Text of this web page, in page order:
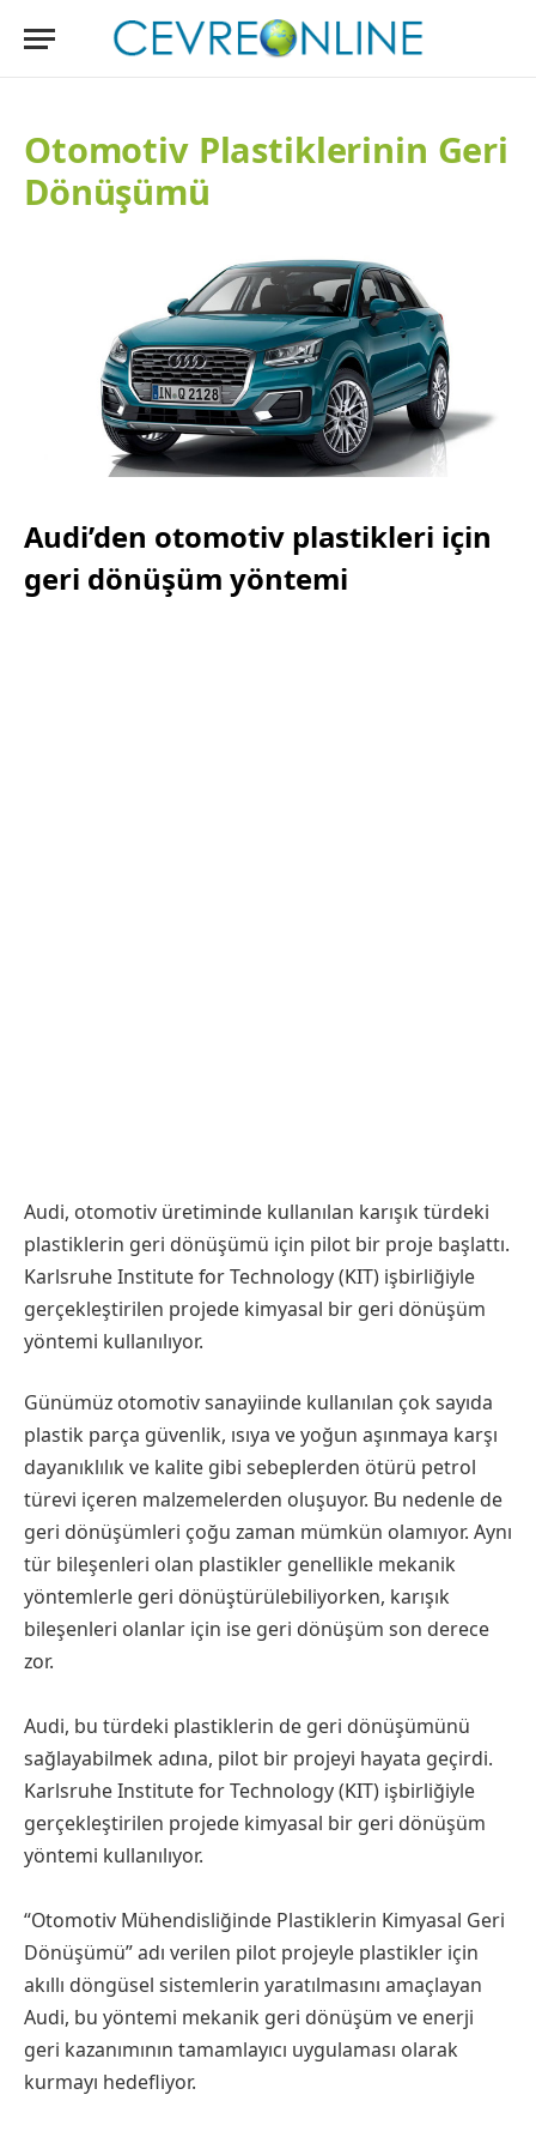
Otomotiv Plastiklerinin Geri
Dönüşümü
Audi’den otomotiv plastikleri için
geri dönüşüm yöntemi
Audi, otomotiv üretiminde kullanılan karışık türdeki
plastiklerin geri dönüşümü için pilot bir proje başlattı.
Karlsruhe Institute for Technology (KIT) işbirliğiyle
gerçekleştirilen projede kimyasal bir geri dönüşüm
yöntemi kullanılıyor.
Günümüz otomotiv sanayiinde kullanılan çok sayıda
plastik parça güvenlik, ısıya ve yoğun aşınmaya karşı
dayanıklılık ve kalite gibi sebeplerden ötürü petrol
türevi içeren malzemelerden oluşuyor. Bu nedenle de
geri dönüşümleri çoğu zaman mümkün olamıyor. Aynı
tür bileşenleri olan plastikler genellikle mekanik
yöntemlerle geri dönüştürülebiliyorken, karışık
bileşenleri olanlar için ise geri dönüşüm son derece
zor.
Audi, bu türdeki plastiklerin de geri dönüşümünü
sağlayabilmek adına, pilot bir projeyi hayata geçirdi.
Karlsruhe Institute for Technology (KIT) işbirliğiyle
gerçekleştirilen projede kimyasal bir geri dönüşüm
yöntemi kullanılıyor.
“Otomotiv Mühendisliğinde Plastiklerin Kimyasal Geri
Dönüşümü” adı verilen pilot projeyle plastikler için
akıllı döngüsel sistemlerin yaratılmasını amaçlayan
Audi, bu yöntemi mekanik geri dönüşüm ve enerji
geri kazanımının tamamlayıcı uygulaması olarak
kurmayı hedefliyor.